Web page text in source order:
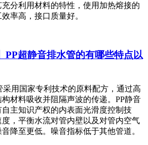
分利用材料的特性，使用加热熔接的
率高，接口质量好。
PP超静音排水管的有哪些特点以
采用国家专利技术的原料配方，通过高
材料吸收并阻隔声波的传递。PP静音
主知识产权的内表面光滑度控制技
，平衡水流对管内壁以及对管内空气
降至更低。噪音指标低于其他管道。